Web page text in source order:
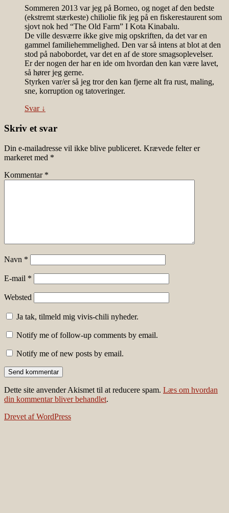
Sommeren 2013 var jeg på Borneo, og noget af den bedste
(ekstremt stærkeste) chiliolie fik jeg på en fiskerestaurent som
sjovt nok hed “The Old Farm” I Kota Kinabalu.
De ville desværre ikke give mig opskriften, da det var en
gammel familiehemmelighed. Den var så intens at blot at den
stod på nabobordet, var det en af de store smagsoplevelser.
Er der nogen der har en ide om hvordan den kan være lavet,
så hører jeg gerne.
Styrken var/er så jeg tror den kan fjerne alt fra rust, maling,
sne, korruption og tatoveringer.
Svar ↓
Skriv et svar
Din e-mailadresse vil ikke blive publiceret. Krævede felter er
markeret med *
Kommentar *
Navn *
E-mail *
Websted
Ja tak, tilmeld mig vivis-chili nyheder.
Notify me of follow-up comments by email.
Notify me of new posts by email.
Dette site anvender Akismet til at reducere spam. Læs om hvordan
din kommentar bliver behandlet.
Drevet af WordPress